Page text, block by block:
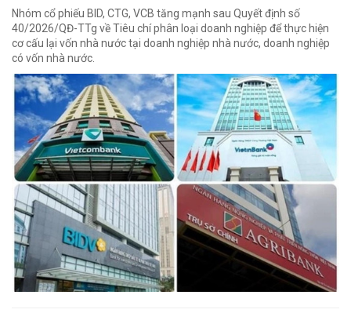
Nhóm cổ phiếu BID, CTG, VCB tăng mạnh sau Quyết định số
40/2026/QĐ-TTg về Tiêu chí phân loại doanh nghiệp để thực hiện
cơ cấu lại vốn nhà nước tại doanh nghiệp nhà nước, doanh nghiệp
có vốn nhà nước.